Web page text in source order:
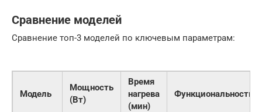
Сравнение моделей
Сравнение топ-3 моделей по ключевым параметрам:
Модель
Мощность
(Вт)
Время
нагрева
(мин)
Функциональность